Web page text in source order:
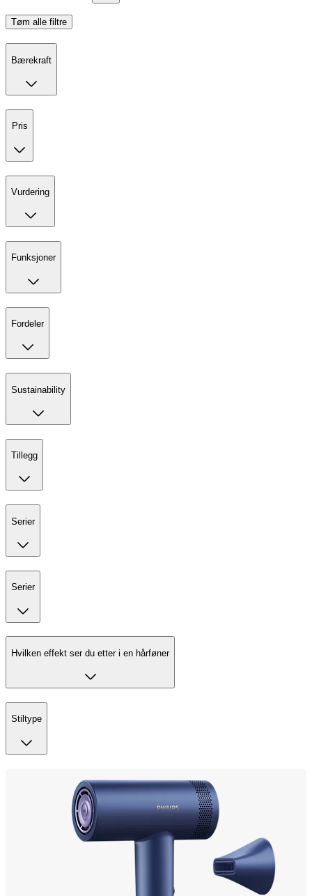
Tøm alle filtre
Bærekraft
Pris
Vurdering
Funksjoner
Fordeler
Sustainability
Tillegg
Serier
Serier
Hvilken effekt ser du etter i en hårføner
Stiltype